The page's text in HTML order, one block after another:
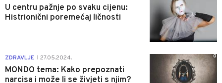
U centru pažnje po svaku cijenu:
Histrionični poremećaj ličnosti
ZDRAVLJE 27.05.2024.
MONDO tema: Kako prepoznati
narcisa i može li se živjeti s njim?
0